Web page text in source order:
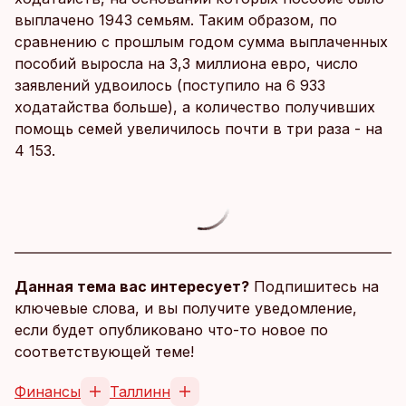
выплачено 1943 семьям. Таким образом, по
сравнению с прошлым годом сумма выплаченных
пособий выросла на 3,3 миллиона евро, число
заявлений удвоилось (поступило на 6 933
ходатайства больше), а количество получивших
помощь семей увеличилось почти в три раза - на
4 153.
Данная тема вас интересует? Подпишитесь на
ключевые слова, и вы получите уведомление,
если будет опубликовано что-то новое по
соответствующей теме!
Финансы Таллинн